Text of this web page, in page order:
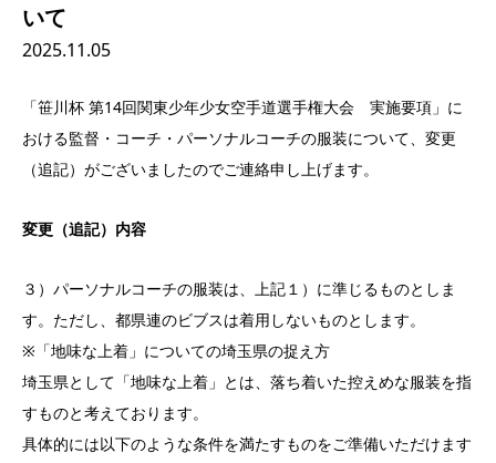
いて
2025.11.05
「笹川杯 第14回関東少年少女空手道選手権大会 実施要項」に
おける監督・コーチ・パーソナルコーチの服装について、変更
（追記）がございましたのでご連絡申し上げます。
変更（追記）内容
３）パーソナルコーチの服装は、上記１）に準じるものとしま
す。ただし、都県連のビブスは着用しないものとします。
※「地味な上着」についての埼玉県の捉え方
埼玉県として「地味な上着」とは、落ち着いた控えめな服装を指
すものと考えております。
具体的には以下のような条件を満たすものをご準備いただけます